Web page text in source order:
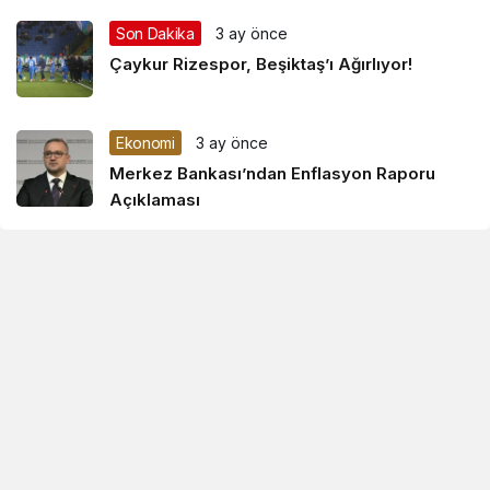
Son Dakika 3 ay önce
Çaykur Rizespor, Beşiktaş’ı Ağırlıyor!
Ekonomi 3 ay önce
Merkez Bankası’ndan Enflasyon Raporu
Açıklaması